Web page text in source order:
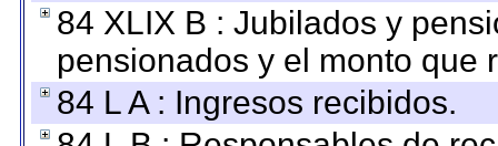
84 XLIX B : Jubilados y
pensionados y el monto que
84 L A : Ingresos recibidos.